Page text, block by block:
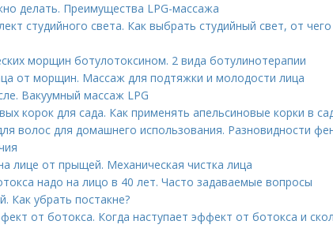
делать. Преимущества LPG-массажа
студийного света. Как выбрать студийный свет, от чего
морщин ботулотоксином. 2 вида ботулинотерапии
от морщин. Массаж для подтяжки и молодости лица
Вакуумный массаж LPG
корок для сада. Как применять апельсиновые корки в
волос для домашнего использования. Разновидности
лице от прыщей. Механическая чистка лица
надо на лицо в 40 лет. Часто задаваемые вопросы
Как убрать постакне?
от ботокса. Когда наступает эффект от ботокса и